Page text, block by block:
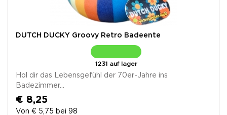
DUTCH DUCKY Groovy Retro Badeente
1231 auf lager
Hol dir das Lebensgefühl der 70er-Jahre ins
Badezimmer...
€ 8,25
Von € 5,75 bei 98